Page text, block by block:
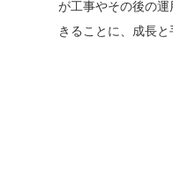
が工事やその後の
きることに、成長と